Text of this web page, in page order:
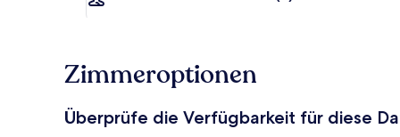
Zimmeroptionen
Überprüfe die Verfügbarkeit für diese